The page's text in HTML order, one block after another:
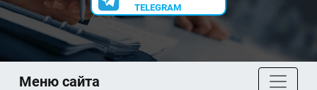
TELEGRAM
Меню сайта